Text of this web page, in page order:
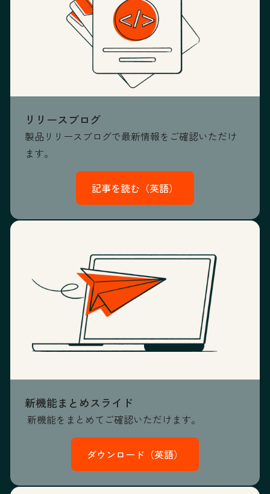
リリースブログ
製品リリースブログで最新情報をご確認いただけ
ます。
記事を読む（英語）
新機能まとめスライド
新機能をまとめてご確認いただけます。
ダウンロード（英語）